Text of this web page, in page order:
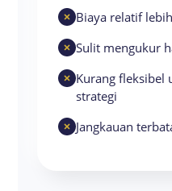
Biaya relatif
Sulit mengukur
Kurang fleksibel
strategi
Jangkauan